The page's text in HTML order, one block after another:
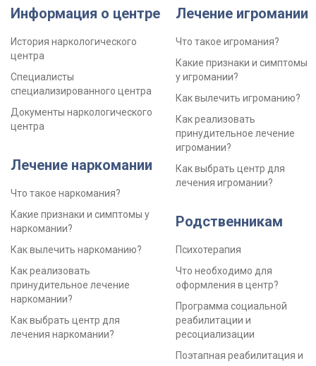
Информация о центре
История наркологического
центра
Специалисты
специализированного центра
Документы наркологического
центра
Лечение наркомании
Что такое наркомания?
Какие признаки и симптомы у
наркомании?
Как вылечить наркоманию?
Как реализовать
принудительное лечение
наркомании?
Как выбрать центр для
лечения наркомании?
Лечение игромании
Что такое игромания?
Какие признаки и симптомы
у игромании?
Как вылечить игроманию?
Как реализовать
принудительное лечение
игромании?
Как выбрать центр для
лечения игромании?
Родственникам
Психотерапия
Что необходимо для
оформления в центр?
Программа социальной
реабилитации и
ресоциализации
Поэтапная реабилитация и